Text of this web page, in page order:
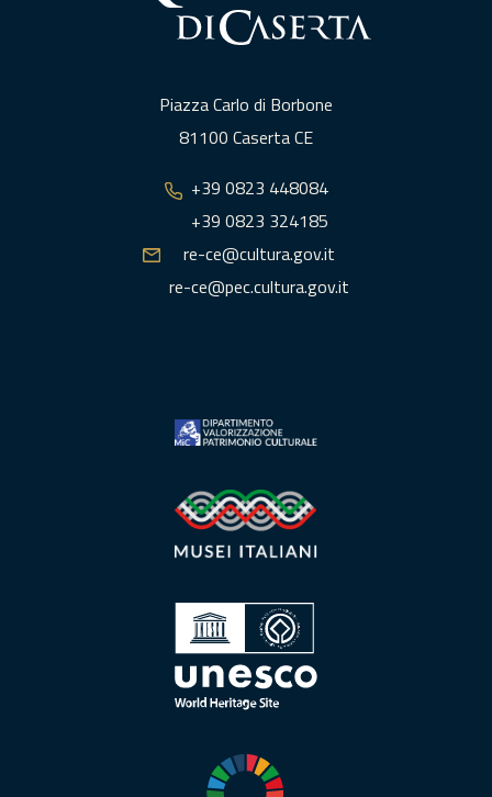
Piazza Carlo di Borbone
81100 Caserta CE
+39 0823 448084
+39 0823 324185
re-ce@cultura.gov.it
re-ce@pec.cultura.gov.it